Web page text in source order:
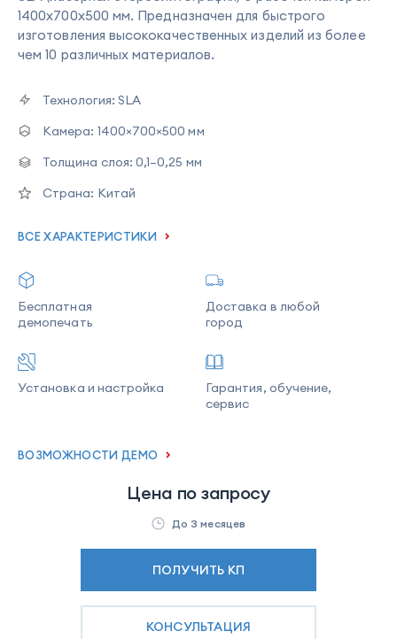
1400х700х500 мм. Предназначен для быстрого
изготовления высококачественных изделий из более
чем 10 различных материалов.
Технология: SLA
Камера: 1400×700×500 мм
Толщина слоя: 0,1–0,25 мм
Страна: Китай
ВСЕ ХАРАКТЕРИСТИКИ
Бесплатная
демопечать
Доставка в любой
город
Установка и настройка
Гарантия, обучение,
сервис
ВОЗМОЖНОСТИ ДЕМО
Цена по запросу
До 3 месяцев
ПОЛУЧИТЬ КП
КОНСУЛЬТАЦИЯ